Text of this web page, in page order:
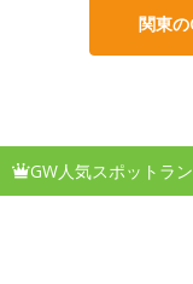
関東
GW人気スポットラ